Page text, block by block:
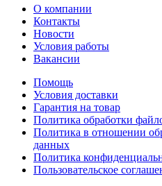
О компании
Контакты
Новости
Условия работы
Вакансии
Помощь
Условия доставки
Гарантия на товар
Политика обработки
Политика в отношении
данных
Политика
Пользовательское